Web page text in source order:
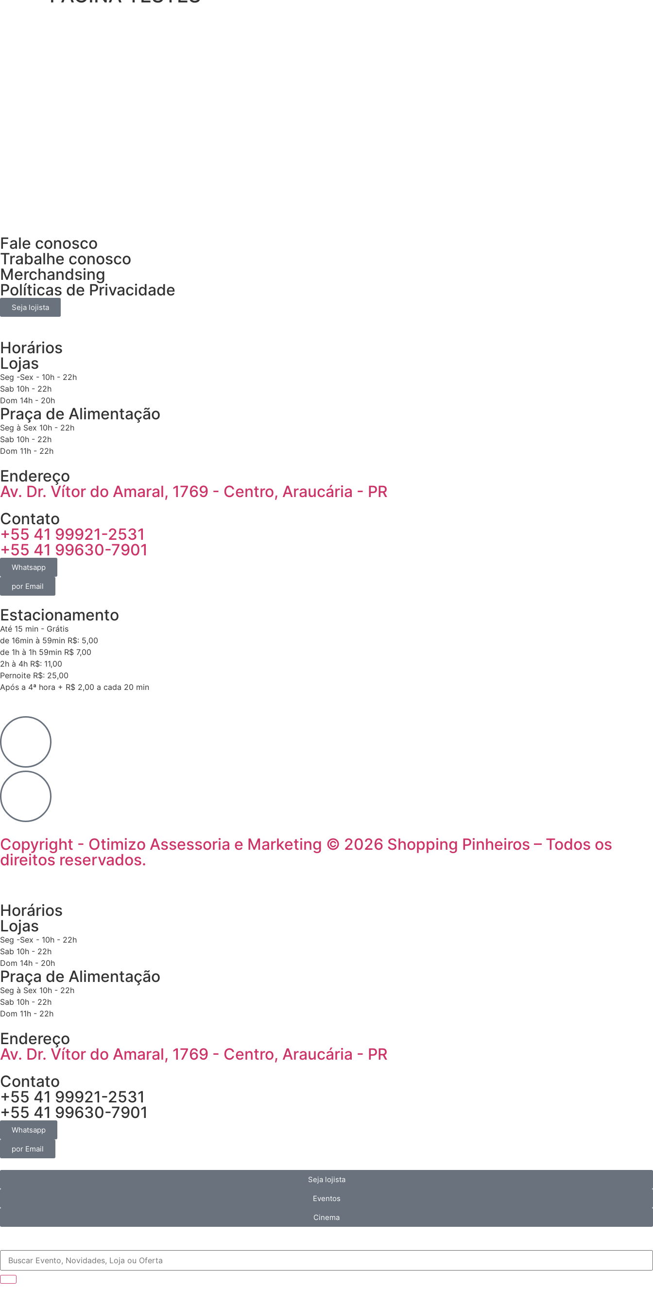
Fale conosco
Trabalhe conosco
Merchandsing
Políticas de Privacidade
Seja lojista
Horários
Lojas
Seg -Sex - 10h - 22h
Sab 10h - 22h
Dom 14h - 20h
Praça de Alimentação
Seg à Sex 10h - 22h
Sab 10h - 22h
Dom 11h - 22h
Endereço
Av. Dr. Vítor do Amaral, 1769 - Centro, Araucária - PR
Contato
+55 41 99921-2531
+55 41 99630-7901
Whatsapp
por Email
Estacionamento
Até 15 min - Grátis
de 16min à 59min R$: 5,00
de 1h à 1h 59min R$ 7,00
2h à 4h R$: 11,00
Pernoite R$: 25,00
Após a 4ª hora + R$ 2,00 a cada 20 min
Copyright - Otimizo Assessoria e Marketing © 2026 Shopping Pinheiros – Todos os
direitos reservados.
Horários
Lojas
Seg -Sex - 10h - 22h
Sab 10h - 22h
Dom 14h - 20h
Praça de Alimentação
Seg à Sex 10h - 22h
Sab 10h - 22h
Dom 11h - 22h
Endereço
Av. Dr. Vítor do Amaral, 1769 - Centro, Araucária - PR
Contato
+55 41 99921-2531
+55 41 99630-7901
Whatsapp
por Email
Seja lojista
Eventos
Cinema